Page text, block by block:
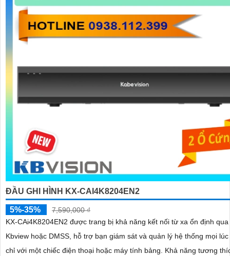
ĐẦU GHI HÌNH KX-CAI4K8204EN2
5%-35%
7,590,000 ₫
KX-CAi4K8204EN2 được trang bị khả năng kết nối từ xa ổn định
Kbview hoặc DMSS, hỗ trợ bạn giám sát và quản lý hệ thống mọi
chỉ với một chiếc điện thoại hoặc máy tính bảng. Khả năng tương thích đa